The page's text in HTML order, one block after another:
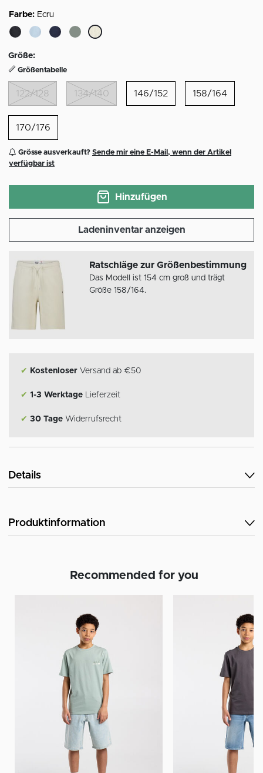
Farbe: Ecru
Größe:
Größentabelle
122/128 134/140 146/152 158/164
170/176
Grösse ausverkauft? Sende mir eine E-Mail, wenn der Artikel
verfügbar ist
Hinzufügen
Ladeninventar anzeigen
Ratschläge zur Größenbestimmung
Das Modell ist 154 cm groß und trägt
Größe 158/164.
✔ Kostenloser Versand ab €50
✔ 1-3 Werktage Lieferzeit
✔ 30 Tage Widerrufsrecht
Details
Produktinformation
Recommended for you